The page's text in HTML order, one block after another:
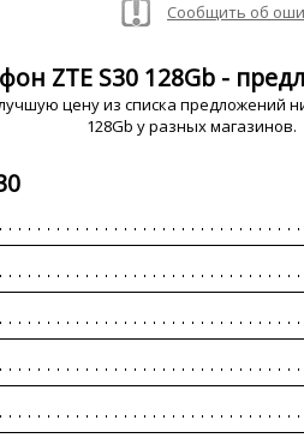
Сообщить об
ZTE S30 128Gb -
цену из списка предложений
128Gb у разных магазинов.